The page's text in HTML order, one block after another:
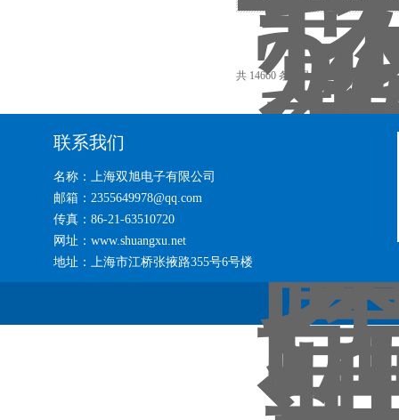
共 14660 条记录，当前 47 / 978 页
联系我们
名称：上海双旭电子有限公司
邮箱：2355649978@qq.com
传真：86-21-63510720
网址：www.shuangxu.net
地址：上海市江桥张掖路355号6号楼